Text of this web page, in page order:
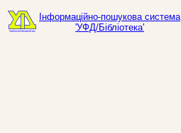
Інформаційно-пошукова система
'УФД/Бібліотека'